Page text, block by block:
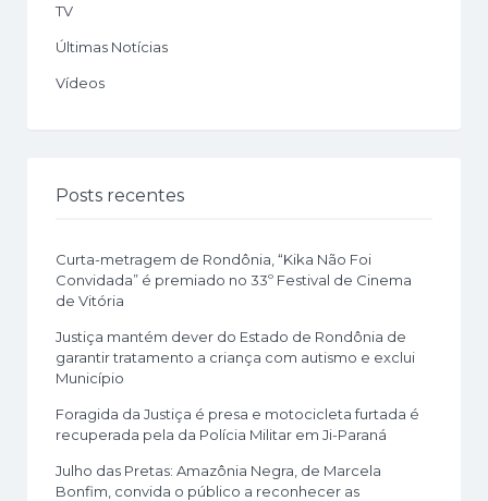
TV
Últimas Notícias
Vídeos
Posts recentes
Curta-metragem de Rondônia, “Kika Não Foi
Convidada” é premiado no 33º Festival de Cinema
de Vitória
Justiça mantém dever do Estado de Rondônia de
garantir tratamento a criança com autismo e exclui
Município
Foragida da Justiça é presa e motocicleta furtada é
recuperada pela da Polícia Militar em Ji-Paraná
Julho das Pretas: Amazônia Negra, de Marcela
Bonfim, convida o público a reconhecer as